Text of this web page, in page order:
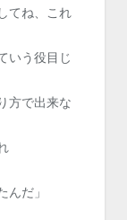
てね、これ
いう役目じ
方で出来な
だ」